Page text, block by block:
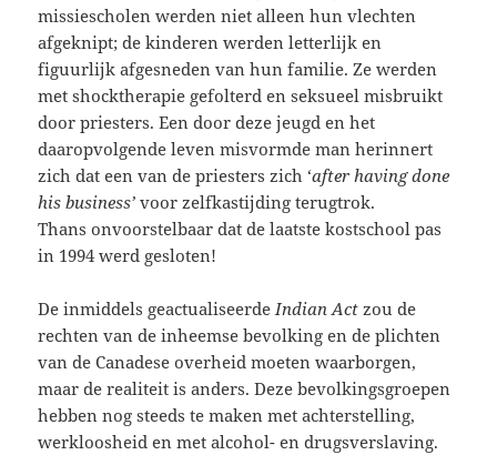
missiescholen werden niet alleen hun vlechten
afgeknipt; de kinderen werden letterlijk en
figuurlijk afgesneden van hun familie. Ze werden
met shocktherapie gefolterd en seksueel misbruikt
door priesters. Een door deze jeugd en het
daaropvolgende leven misvormde man herinnert
zich dat een van de priesters zich ‘after having done
his business’ voor zelfkastijding terugtrok.
Thans onvoorstelbaar dat de laatste kostschool pas
in 1994 werd gesloten!
De inmiddels geactualiseerde Indian Act zou de
rechten van de inheemse bevolking en de plichten
van de Canadese overheid moeten waarborgen,
maar de realiteit is anders. Deze bevolkingsgroepen
hebben nog steeds te maken met achterstelling,
werkloosheid en met alcohol- en drugsverslaving.